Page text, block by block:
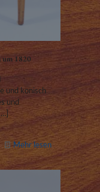
um 1820
und konisch
und
Mehr lesen